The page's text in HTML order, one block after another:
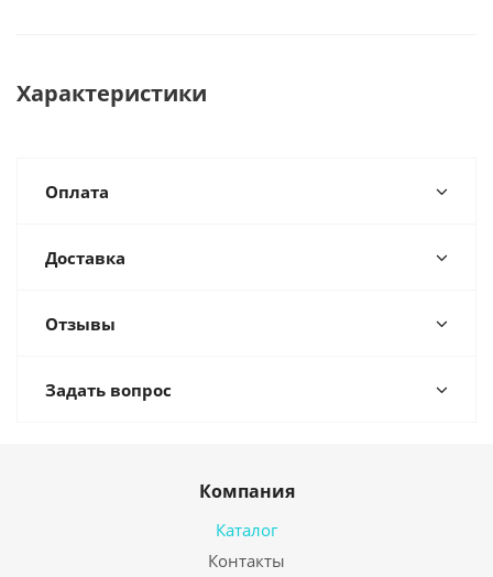
Характеристики
Оплата
Доставка
Отзывы
Задать вопрос
Компания
Каталог
Контакты